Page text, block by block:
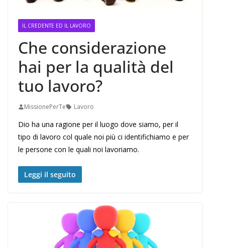
IL CREDENTE ED IL LAVORO
Che considerazione
hai per la qualità del
tuo lavoro?
MissionePerTe Lavoro
Dio ha una ragione per il luogo dove siamo, per il
tipo di lavoro col quale noi più ci identifichiamo e per
le persone con le quali noi lavoriamo.
Leggi il seguito